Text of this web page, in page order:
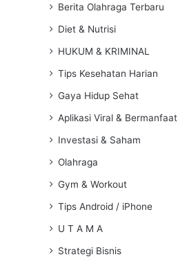
Berita Olahraga Terbaru
Diet & Nutrisi
HUKUM & KRIMINAL
Tips Kesehatan Harian
Gaya Hidup Sehat
Aplikasi Viral & Bermanfaat
Investasi & Saham
Olahraga
Gym & Workout
Tips Android / iPhone
U T A M A
Strategi Bisnis